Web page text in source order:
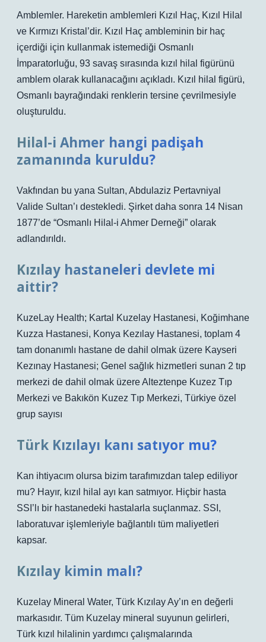
Amblemler. Hareketin amblemleri Kızıl Haç, Kızıl Hilal
ve Kırmızı Kristal’dir. Kızıl Haç ambleminin bir haç
içerdiği için kullanmak istemediği Osmanlı
İmparatorluğu, 93 savaş sırasında kızıl hilal figürünü
amblem olarak kullanacağını açıkladı. Kızıl hilal figürü,
Osmanlı bayrağındaki renklerin tersine çevrilmesiyle
oluşturuldu.
Hilal-i Ahmer hangi padişah
zamanında kuruldu?
Vakfından bu yana Sultan, Abdulaziz Pertavniyal
Valide Sultan’ı destekledi. Şirket daha sonra 14 Nisan
1877’de “Osmanlı Hilal-i Ahmer Derneği” olarak
adlandırıldı.
Kızılay hastaneleri devlete mi
aittir?
KuzeLay Health; Kartal Kuzelay Hastanesi, Koğimhane
Kuzza Hastanesi, Konya Kezılay Hastanesi, toplam 4
tam donanımlı hastane de dahil olmak üzere Kayseri
Kezınay Hastanesi; Genel sağlık hizmetleri sunan 2 tıp
merkezi de dahil olmak üzere Alteztenpe Kuzez Tıp
Merkezi ve Bakıkön Kuzez Tıp Merkezi, Türkiye özel
grup sayısı
Türk Kızılayı kanı satıyor mu?
Kan ihtiyacım olursa bizim tarafımızdan talep ediliyor
mu? Hayır, kızıl hilal ayı kan satmıyor. Hiçbir hasta
SSI’lı bir hastanedeki hastalarla suçlanmaz. SSI,
laboratuvar işlemleriyle bağlantılı tüm maliyetleri
kapsar.
Kızılay kimin malı?
Kuzelay Mineral Water, Türk Kızılay Ay’ın en değerli
markasıdır. Tüm Kuzelay mineral suyunun gelirleri,
Türk kızıl hilalinin yardımcı çalışmalarında